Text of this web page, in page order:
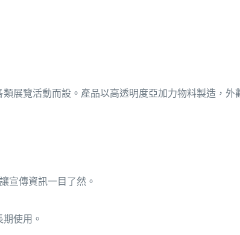
展覽活動而設。產品以高透明度亞加力物料製造，外
宣傳資訊一目了然。
使用。